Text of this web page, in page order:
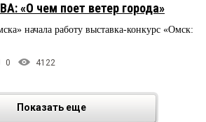
«О чем поет ветер города»
начала работу выставка-конкурс «Омск:
0 4122
Показать еще